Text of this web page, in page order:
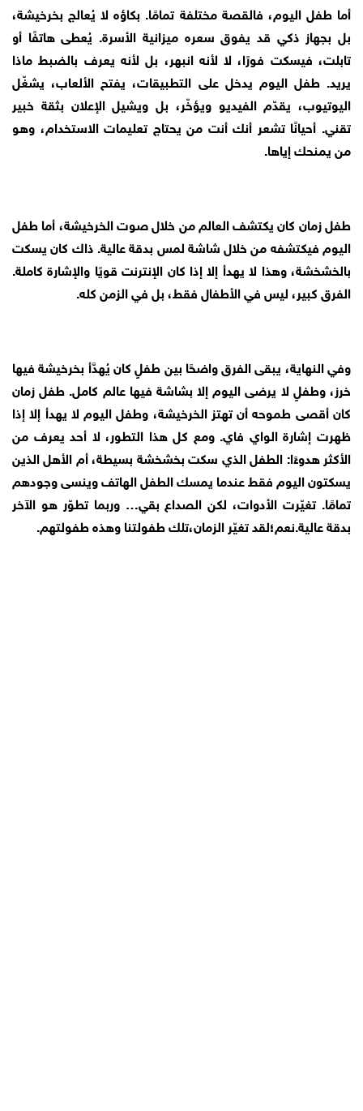
أما طفل اليوم، فالقصة مختلفة تمامًا. بكاؤه لا يُعالج بخرخيشة،
بل بجهاز ذكي قد يفوق سعره ميزانية الأسرة. يُعطى هاتفًا أو
تابلت، فيسكت فورًا، لا لأنه انبهر، بل لأنه يعرف بالضبط ماذا
يريد. طفل اليوم يدخل على التطبيقات، يفتح الألعاب، يشغّل
اليوتيوب، يقدّم الفيديو ويؤخّر، بل ويشيل الإعلان بثقة خبير
تقني. أحيانًا تشعر أنك أنت من يحتاج تعليمات الاستخدام، وهو
من يمنحك إياها.
طفل زمان كان يكتشف العالم من خلال صوت الخرخيشة، أما طفل
اليوم فيكتشفه من خلال شاشة لمس بدقة عالية. ذاك كان يسكت
بالخشخشة، وهذا لا يهدأ إلا إذا كان الإنترنت قويًا والإشارة كاملة.
الفرق كبير، ليس في الأطفال فقط، بل في الزمن كله.
وفي النهاية، يبقى الفرق واضحًا بين طفلٍ كان يُهدَّأ بخرخيشة فيها
خرز، وطفلٍ لا يرضى اليوم إلا بشاشة فيها عالم كامل. طفل زمان
كان أقصى طموحه أن تهتز الخرخيشة، وطفل اليوم لا يهدأ إلا إذا
ظهرت إشارة الواي فاي. ومع كل هذا التطور، لا أحد يعرف من
الأكثر هدوءًا: الطفل الذي سكت بخشخشة بسيطة، أم الأهل الذين
يسكتون اليوم فقط عندما يمسك الطفل الهاتف وينسى وجودهم
تمامًا. تغيّرت الأدوات، لكن الصداع بقي… وربما تطوّر هو الآخر
بدقة عالية.نعم؛لقد تغيّر الزمان،تلك طفولتنا وهذه طفولتهم.